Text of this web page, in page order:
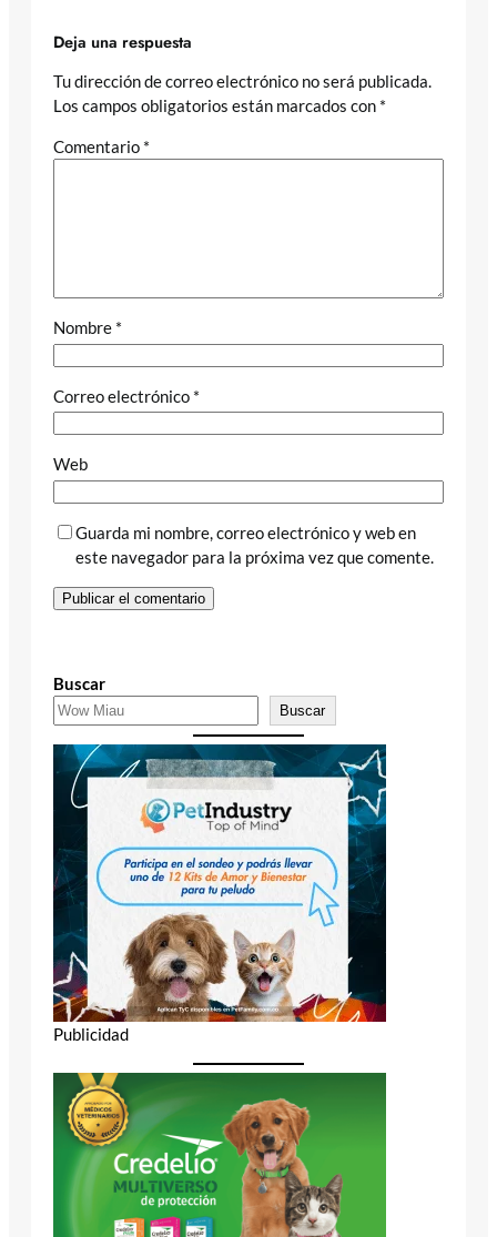
Deja una respuesta
Tu dirección de correo electrónico no será publicada.
Los campos obligatorios están marcados con *
Comentario *
Nombre *
Correo electrónico *
Web
Guarda mi nombre, correo electrónico y web en
este navegador para la próxima vez que comente.
Buscar
Buscar
Publicidad